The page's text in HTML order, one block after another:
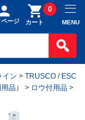
ページ カート
0
MENU
イン > TRUSCO / ESC
品） > ロウ付用品 >